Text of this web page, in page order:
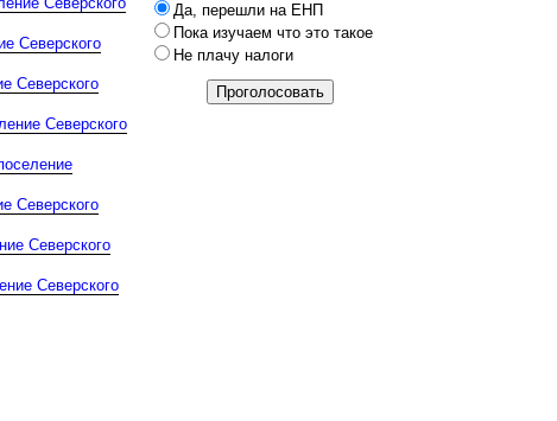
Да, перешли на ЕНП
Пока изучаем что это такое
Не плачу налоги
Северского
Северского
Северского
Северского
Северского
Северского